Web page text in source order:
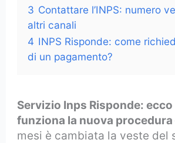
3 Contattare l’INPS: numero
altri canali
4 INPS Risponde: come
di un pagamento?
Servizio Inps Risponde:
funziona la nuova procedura
mesi è cambiata la veste del